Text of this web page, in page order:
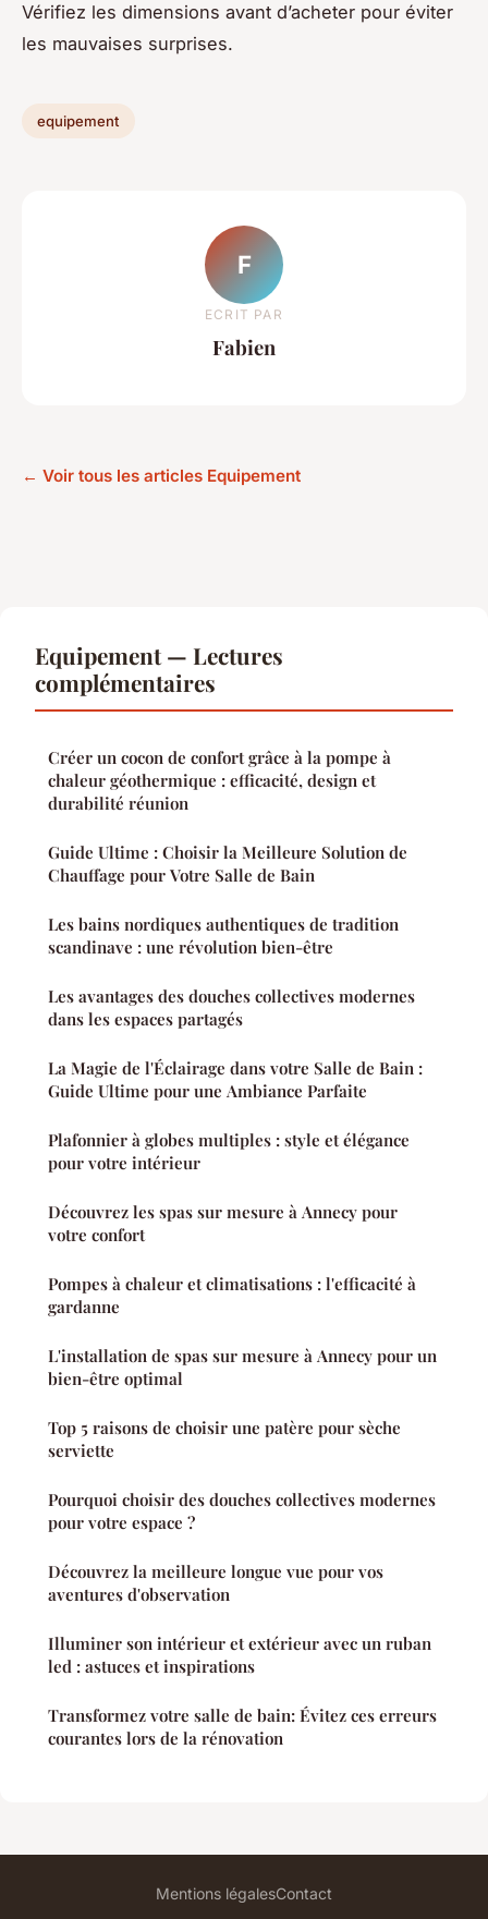
Vérifiez les dimensions avant d’acheter pour éviter
les mauvaises surprises.
equipement
F
ECRIT PAR
Fabien
← Voir tous les articles Equipement
Equipement — Lectures
complémentaires
Créer un cocon de confort grâce à la pompe à
chaleur géothermique : efficacité, design et
durabilité réunion
Guide Ultime : Choisir la Meilleure Solution de
Chauffage pour Votre Salle de Bain
Les bains nordiques authentiques de tradition
scandinave : une révolution bien-être
Les avantages des douches collectives modernes
dans les espaces partagés
La Magie de l'Éclairage dans votre Salle de Bain :
Guide Ultime pour une Ambiance Parfaite
Plafonnier à globes multiples : style et élégance
pour votre intérieur
Découvrez les spas sur mesure à Annecy pour
votre confort
Pompes à chaleur et climatisations : l'efficacité à
gardanne
L'installation de spas sur mesure à Annecy pour un
bien-être optimal
Top 5 raisons de choisir une patère pour sèche
serviette
Pourquoi choisir des douches collectives modernes
pour votre espace ?
Découvrez la meilleure longue vue pour vos
aventures d'observation
Illuminer son intérieur et extérieur avec un ruban
led : astuces et inspirations
Transformez votre salle de bain: Évitez ces erreurs
courantes lors de la rénovation
Mentions légalesContact